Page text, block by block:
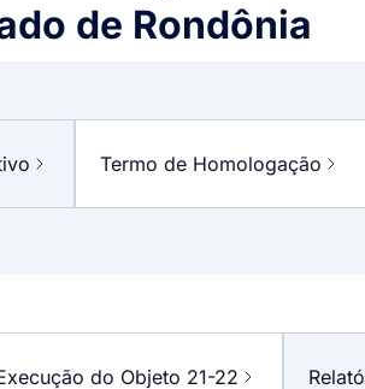
de Rondônia
Termo de Homologação
do Objeto 21-22